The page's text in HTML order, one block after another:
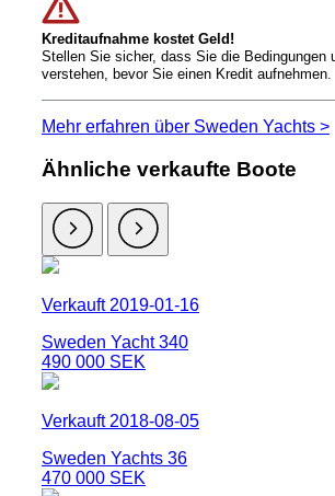
Kreditaufnahme kostet Geld!
Stellen Sie sicher, dass Sie die Bedingungen
verstehen, bevor Sie einen Kredit aufnehmen.
Mehr erfahren über Sweden Yachts >
Ähnliche verkaufte Boote
Verkauft 2019-01-16
Sweden Yacht 340
490 000 SEK
Verkauft 2018-08-05
Sweden Yachts 36
470 000 SEK